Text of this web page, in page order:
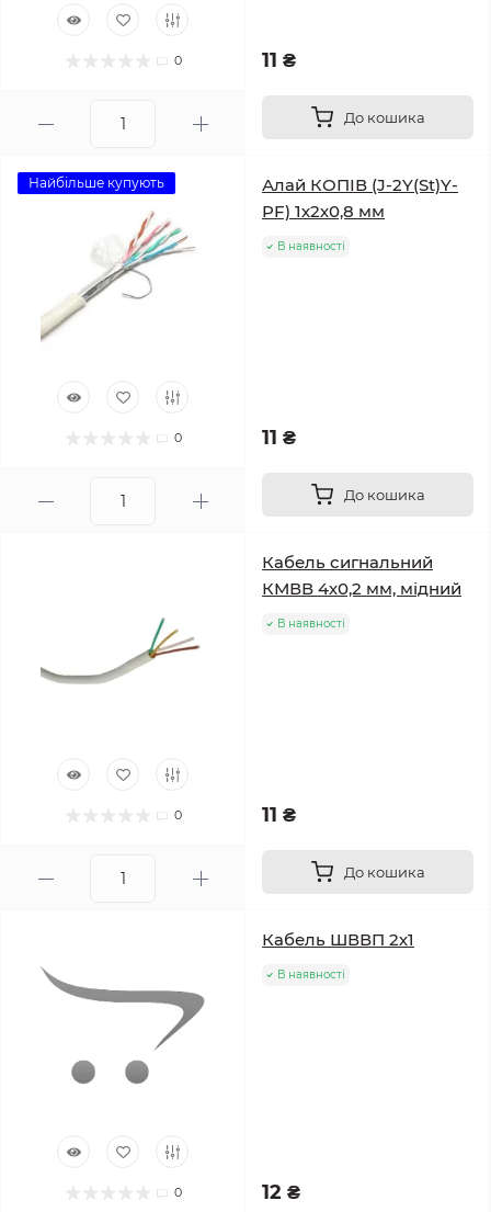
0 11 ₴
До кошика
Найбільше купують
0
Алай КОПІВ (J-2Y(St)Y-
PF) 1х2х0,8 мм
В наявності
11 ₴
До кошика
0
Кабель сигнальний
КМВВ 4х0,2 мм, мідний
В наявності
11 ₴
До кошика
0
Кабель ШВВП 2х1
В наявності
12 ₴